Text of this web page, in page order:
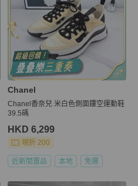
Chanel
Chanel香奈兒 米白色側面鏤空運動鞋
39.5碼
HKD 6,299
現折 200
近新閒置品 本地 免運